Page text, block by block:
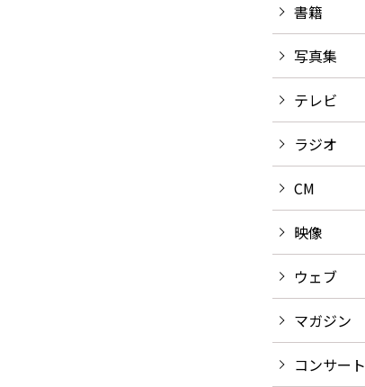
書籍
写真集
テレビ
ラジオ
CM
映像
ウェブ
マガジン
コンサート